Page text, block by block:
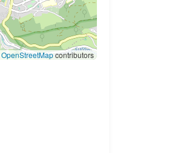
OpenStreetMapcontributors